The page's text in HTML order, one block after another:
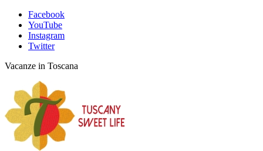
Facebook
YouTube
Instagram
Twitter
Vacanze in Toscana